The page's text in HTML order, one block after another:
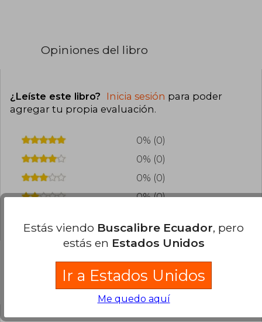
Opiniones del libro
¿Leíste este libro? Inicia sesión para poder
agregar tu propia evaluación.
0% (0)
0% (0)
0% (0)
0% (0)
Preguntas frecuentes sobre el libro
Estás viendo Buscalibre Ecuador, pero
estás en Estados Unidos
Ir a Estados Unidos
Me quedo aquí